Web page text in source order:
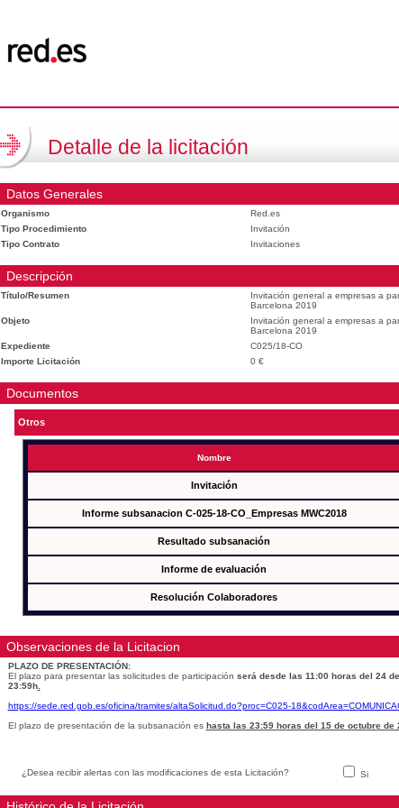
Detalle de la licitación
Datos Generales
Organismo
Red.es
Tipo Procedimiento
Invitación
Tipo Contrato
Invitaciones
Descripción
Título/Resumen
Invitación general a empresas a
Barcelona 2019
Objeto
Invitación general a empresas a
Barcelona 2019
Expediente
C025/18-CO
Importe Licitación
0 €
Documentos
Otros
Nombre
Invitación
Informe subsanacion C-025-18-CO_Empresas MWC2018
Resultado subsanación
Informe de evaluación
Resolución Colaboradores
Observaciones de la Licitacion
PLAZO DE PRESENTACIÓN:
El plazo para presentar las solicitudes de participación será desde las 11:00 horas del 24
23:59h.
https://sede.red.gob.es/oficina/tramites/altaSolicitud.do?proc=C025-
El plazo de presentación de la subsanación es hasta las 23:59 horas del 15 de octubre de
¿Desea recibir alertas con las modificaciones de esta Licitación? Si